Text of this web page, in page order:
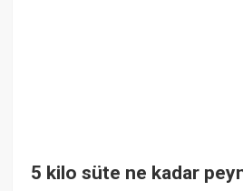
5 kilo süte ne kadar